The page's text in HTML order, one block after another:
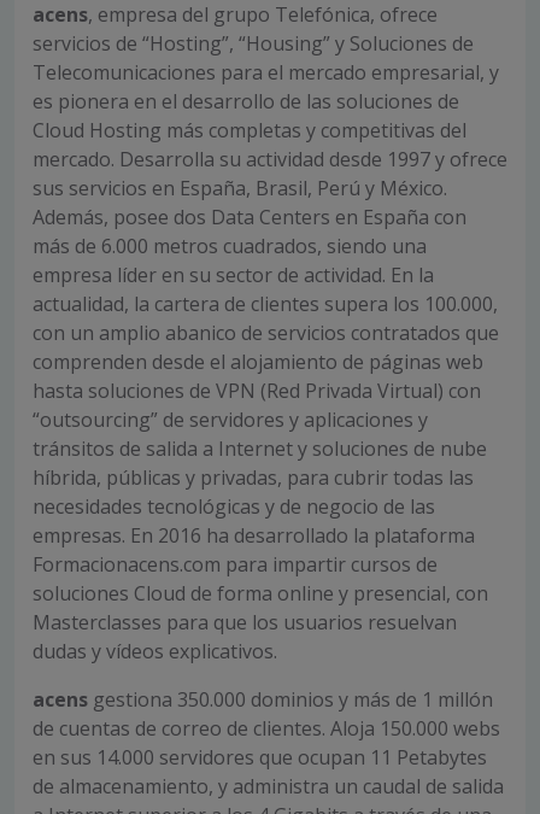
acens, empresa del grupo Telefónica, ofrece
servicios de “Hosting”, “Housing” y Soluciones de
Telecomunicaciones para el mercado empresarial, y
es pionera en el desarrollo de las soluciones de
Cloud Hosting más completas y competitivas del
mercado. Desarrolla su actividad desde 1997 y ofrece
sus servicios en España, Brasil, Perú y México.
Además, posee dos Data Centers en España con
más de 6.000 metros cuadrados, siendo una
empresa líder en su sector de actividad. En la
actualidad, la cartera de clientes supera los 100.000,
con un amplio abanico de servicios contratados que
comprenden desde el alojamiento de páginas web
hasta soluciones de VPN (Red Privada Virtual) con
“outsourcing” de servidores y aplicaciones y
tránsitos de salida a Internet y soluciones de nube
híbrida, públicas y privadas, para cubrir todas las
necesidades tecnológicas y de negocio de las
empresas. En 2016 ha desarrollado la plataforma
Formacionacens.com para impartir cursos de
soluciones Cloud de forma online y presencial, con
Masterclasses para que los usuarios resuelvan
dudas y vídeos explicativos.
acens gestiona 350.000 dominios y más de 1 millón
de cuentas de correo de clientes. Aloja 150.000 webs
en sus 14.000 servidores que ocupan 11 Petabytes
de almacenamiento, y administra un caudal de salida